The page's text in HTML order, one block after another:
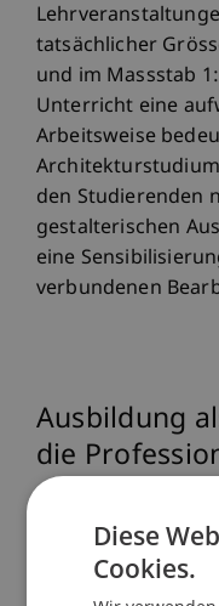
tatsächlicher
und im Massstab
Unterricht eine
Arbeitsweise
den Studierenden
gestalterischen
eine
verbundenen
Ausbildung
die
Was bedeutet es,
herstellen zu
Holzverbindung
Diese
Cookies.